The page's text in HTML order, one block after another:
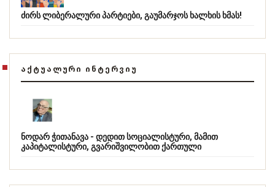
ძირს ლიბერალური პარტიები, გაუმარჯოს ხალხის ხმას!
ᲐᲥᲢᲣᲐᲚᲣᲠᲘ ᲘᲜᲢᲔᲠᲕᲘᲣ
ნოდარ ჭითანავა - დედით სოციალისტური, მამით
კაპიტალისტური, გვარიშვილობით ქართული